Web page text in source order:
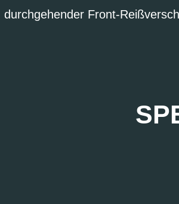
durchgehender Front-